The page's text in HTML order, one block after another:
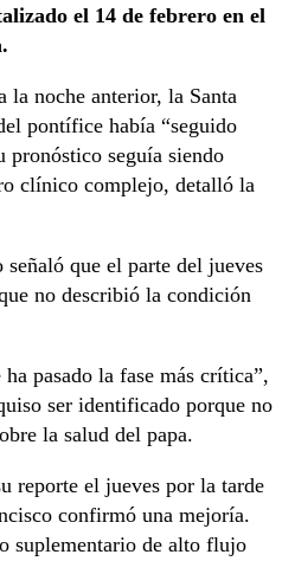
el 14 de febrero en el
la noche anterior, la Santa
pontífice había “seguido
pronóstico seguía siendo
clínico complejo, detalló la
que el parte del jueves
no describió la condición
pasado la fase más crítica”,
ser identificado porque no
la salud del papa.
reporte el jueves por la tarde
confirmó una mejoría.
suplementario de alto flujo